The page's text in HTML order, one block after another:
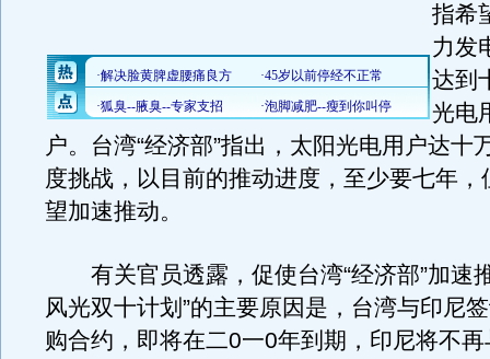
指希
力发
达到
光电
户。台湾“经济部”指出，太阳光电用户达十
度挑战，以目前的推动进度，至少要七年，
望加速推动。
有关官员透露，促使台湾“经济部”加速
风光双十计划”的主要原因是，台湾与印尼
购合约，即将在二0一0年到期，印尼将不